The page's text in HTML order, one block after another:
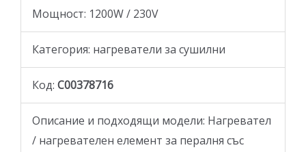
Мощност: 1200W / 230V
Категория: нагреватели за сушилни
Код: C00378716
Oписание и подходящи модели: Нагревател
/ нагревателен елемент за пералня със